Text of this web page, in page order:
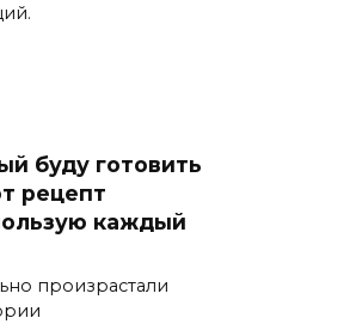
буду готовить
рецепт
каждый
произрастали